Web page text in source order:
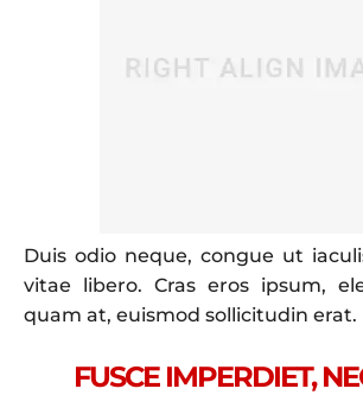
Duis odio neque, congue ut
vitae libero. Cras eros ipsum,
quam at, euismod sollicitudin erat.
FUSCE IMPERDIET,